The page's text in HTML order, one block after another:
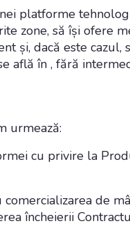
platforme
zone, să își ofere
și, dacă este cazul,
află în , fără
urmează:
cu privire la
de
încheierii